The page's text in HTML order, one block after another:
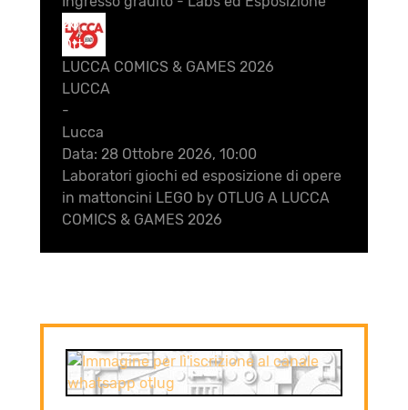
28
Ott
LUCCA COMICS & GAMES 2026
LUCCA
-
Lucca
Data: 28 Ottobre 2026, 10:00
Laboratori giochi ed esposizione di opere
in mattoncini LEGO by OTLUG A LUCCA
COMICS & GAMES 2026